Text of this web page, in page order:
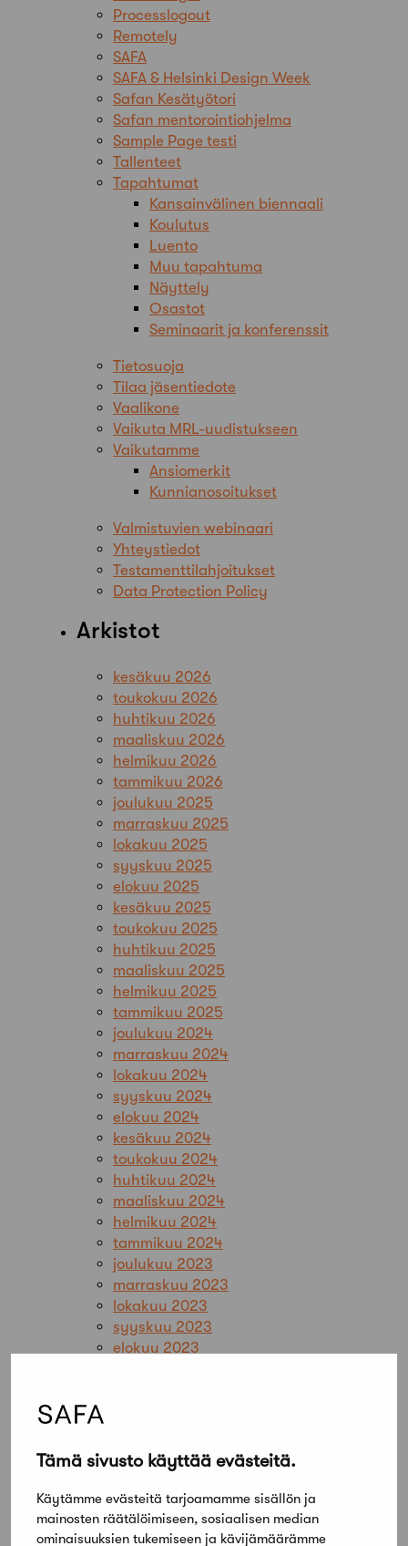
Tämä sivusto käyttää evästeitä.
Käytämme evästeitä tarjoamamme sisällön ja
mainosten räätälöimiseen, sosiaalisen median
ominaisuuksien tukemiseen ja kävijämäärämme
Processlogout
Remotely
SAFA
SAFA & Helsinki Design Week
Safan Kesätyötori
Safan mentorointiohjelma
Sample Page testi
Tallenteet
Tapahtumat
Kansainvälinen biennaali
Koulutus
Luento
Muu tapahtuma
Näyttely
Osastot
Seminaarit ja konferenssit
Tietosuoja
Tilaa jäsentiedote
Vaalikone
Vaikuta MRL-uudistukseen
Vaikutamme
Ansiomerkit
Kunnianosoitukset
Valmistuvien webinaari
Yhteystiedot
Testamenttilahjoitukset
Data Protection Policy
Arkistot
kesäkuu 2026
toukokuu 2026
huhtikuu 2026
maaliskuu 2026
helmikuu 2026
tammikuu 2026
joulukuu 2025
marraskuu 2025
lokakuu 2025
syyskuu 2025
elokuu 2025
kesäkuu 2025
toukokuu 2025
huhtikuu 2025
maaliskuu 2025
helmikuu 2025
tammikuu 2025
joulukuu 2024
marraskuu 2024
lokakuu 2024
syyskuu 2024
elokuu 2024
kesäkuu 2024
toukokuu 2024
huhtikuu 2024
maaliskuu 2024
helmikuu 2024
tammikuu 2024
joulukuu 2023
marraskuu 2023
lokakuu 2023
syyskuu 2023
elokuu 2023
helmikuu 2023
tammikuu 2023
joulukuu 2022
marraskuu 2022
lokakuu 2022